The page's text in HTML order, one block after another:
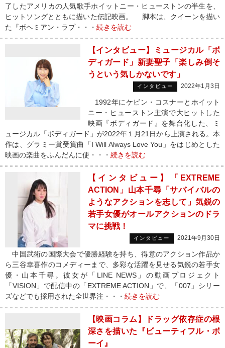
了したアメリカの人気歌手ホイットニー・ヒューストンの半生を、
ヒットソングとともに描いた伝記映画。 脚本は、クイーンを描い
た『ボヘミアン・ラプ・・・ 続きを読む
【インタビュー】ミュージカル「ボ
ディガード」新妻聖子「楽しみ倒そ
うという気しかないです」
インタビュー 2022年1月3日
1992年にケビン・コスナーとホイット
ニー・ヒューストン主演で大ヒットした
映画『ボディガード』を舞台化した、ミ
ュージカル「ボディガード」が2022年１月21日から上演される。本
作は、グラミー賞受賞曲「I Will Always Love You」をはじめとした
映画の楽曲をふんだんに使・・・ 続きを読む
【インタビュー】「EXTREME
ACTION」山本千尋「サバイバルの
ようなアクションを志して」気鋭の
若手女優がオールアクションのドラ
マに挑戦！
インタビュー 2021年9月30日
中国武術の国際大会で優勝経験を持ち、得意のアクション作品か
ら三谷幸喜作のコメディーまで、多彩な活躍を見せる気鋭の若手女
優・山本千尋。彼女が「LINE NEWS」の動画プロジェクト
「VISION」で配信中の「EXTREME ACTION」で、「007」シリー
ズなどでも採用された全世界注・・・ 続きを読む
【映画コラム】ドラッグ依存症の根
深さを描いた『ビューティフル・ボ
ーイ』